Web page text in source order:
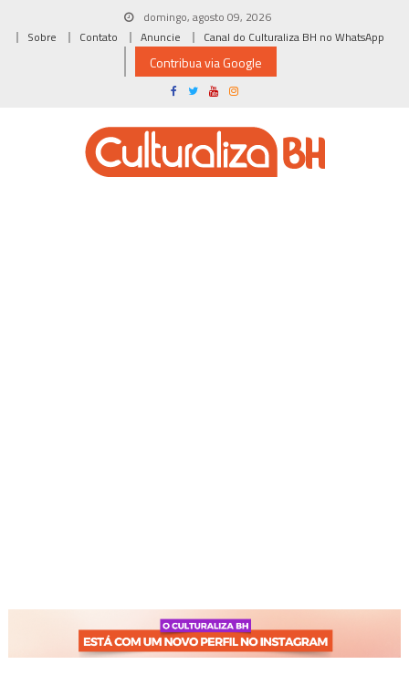
domingo, agosto 09, 2026
Sobre
Contato Anuncie Canal do Culturaliza BH no WhatsApp
Contribua via Google